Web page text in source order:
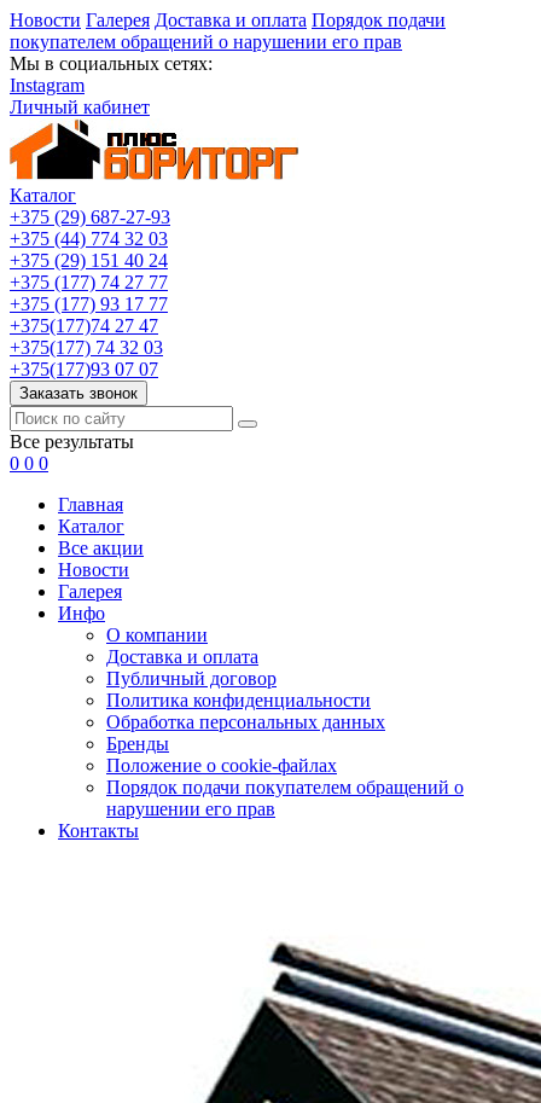
Новости Галерея Доставка и оплата Порядок подачи
покупателем обращений о нарушении его прав
Мы в социальных сетях:
Instagram
Личный кабинет
Каталог
+375 (29) 687-27-93
+375 (44) 774 32 03
+375 (29) 151 40 24
+375 (177) 74 27 77
+375 (177) 93 17 77
+375(177)74 27 47
+375(177) 74 32 03
+375(177)93 07 07
Заказать звонок
Все результаты
0 0 0
Главная
Каталог
Все акции
Новости
Галерея
Инфо
О компании
Доставка и оплата
Публичный договор
Политика конфиденциальности
Обработка персональных данных
Бренды
Положение о cookie-файлах
Порядок подачи покупателем обращений о
нарушении его прав
Контакты